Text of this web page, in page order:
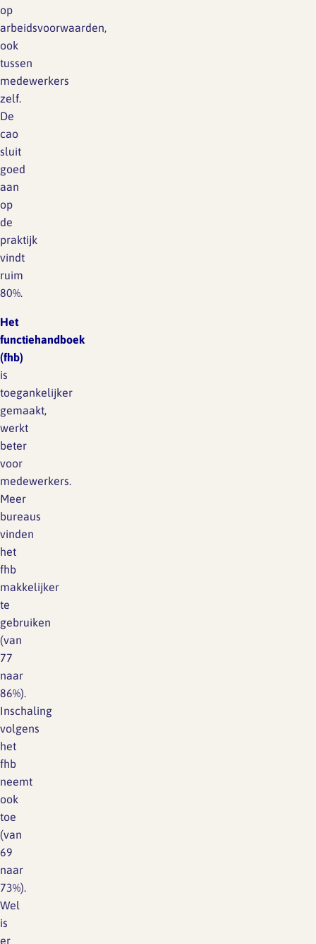
op
arbeidsvoorwaarden,
ook
tussen
medewerkers
zelf.
De
cao
sluit
goed
aan
op
de
praktijk
vindt
ruim
80%.
Het
functiehandboek
(fhb)
is
toegankelijker
gemaakt,
werkt
beter
voor
medewerkers.
Meer
bureaus
vinden
het
fhb
makkelijker
te
gebruiken
(van
77
naar
86%).
Inschaling
volgens
het
fhb
neemt
ook
toe
(van
69
naar
73%).
Wel
is
er